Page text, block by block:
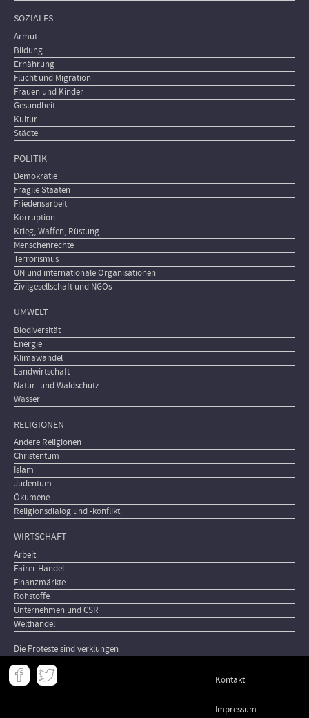
SOZIALES
Armut
Bildung
Ernährung
Flucht und Migration
Frauen und Kinder
Gesundheit
Kultur
Städte
POLITIK
Demokratie
Fragile Staaten
Friedensarbeit
Korruption
Krieg, Waffen, Rüstung
Menschenrechte
Terrorismus
UN und internationale Organisationen
Zivilgesellschaft und NGOs
UMWELT
Biodiversität
Energie
Klimawandel
Landwirtschaft
Natur- und Waldschutz
Wasser
RELIGIONEN
Andere Religionen
Christentum
Islam
Judentum
Ökumene
Religionsdialog und -konflikt
WIRTSCHAFT
Arbeit
Fairer Handel
Finanzmärkte
Rohstoffe
Unternehmen und CSR
Welthandel
Die Proteste sind verklungen
Meta
- Kontakt
Impressum